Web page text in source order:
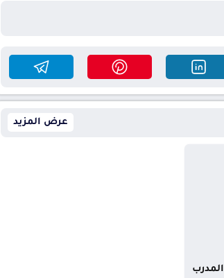
عرض المزيد